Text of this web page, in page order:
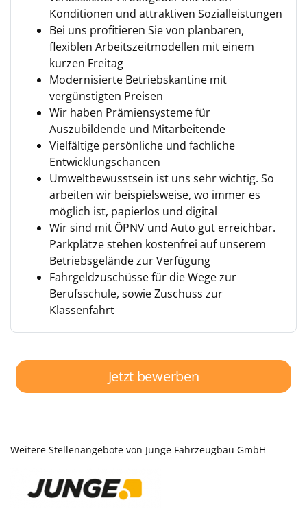
Konditionen und attraktiven Sozialleistungen
Bei uns profitieren Sie von planbaren,
flexiblen Arbeitszeitmodellen mit einem
kurzen Freitag
Modernisierte Betriebskantine mit
vergünstigten Preisen
Wir haben Prämiensysteme für
Auszubildende und Mitarbeitende
Vielfältige persönliche und fachliche
Entwicklungschancen
Umweltbewusstsein ist uns sehr wichtig. So
arbeiten wir beispielsweise, wo immer es
möglich ist, papierlos und digital
Wir sind mit ÖPNV und Auto gut erreichbar.
Parkplätze stehen kostenfrei auf unserem
Betriebsgelände zur Verfügung
Fahrgeldzuschüsse für die Wege zur
Berufsschule, sowie Zuschuss zur
Klassenfahrt
Jetzt bewerben
Weitere Stellenangebote von Junge Fahrzeugbau GmbH